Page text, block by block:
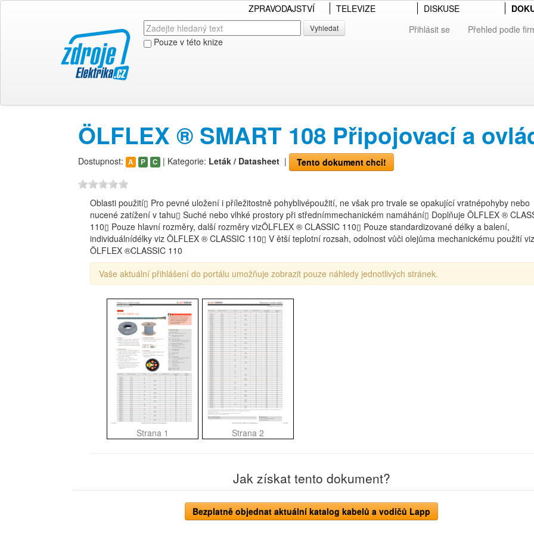
ZPRAVODAJSTVÍ TELEVIZE DISKUSE
Vyhledat
Pouze v této knize
Přihlásit se Přehled podle
ÖLFLEX ® SMART 108 Připojovací a
Dostupnost: A P C | Kategorie: Leták / Datasheet| Tento dokument chci!
Oblasti použití▯ Pro pevné uložení i příležitostně pohyblivépoužití, ne však pro trvale se opakující vratnépohyby nebo
nucené zatížení v tahu▯ Suché nebo vlhké prostory při střednímmechanickém namáhání▯ Doplňuje ÖLFLEX ®
110▯ Pouze hlavní rozměry, další rozměry vizÖLFLEX ® CLASSIC 110▯ Pouze standardizované délky a balení,
individuálnídélky viz ÖLFLEX ® CLASSIC 110▯ V ětší teplotní rozsah, odolnost vůči olejůma mechanickému použití viz
ÖLFLEX ®CLASSIC 110
Vaše aktuální přihlášení do portálu umožňuje zobrazit pouze náhledy jednotlivých stránek.
Strana 1 Strana 2
Jak získat tento dokument?
Bezplatně objednat aktuální katalog kabelů a vodičů Lapp